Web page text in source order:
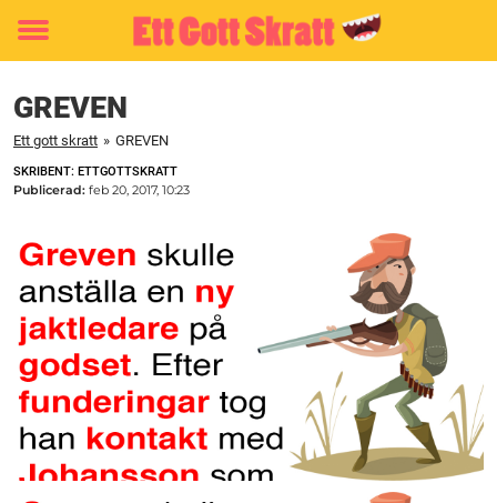
Toggle
GREVEN
Ett gott skratt » GREVEN
SKRIBENT: ETTGOTTSKRATT
Publicerad: feb 20, 2017, 10:23